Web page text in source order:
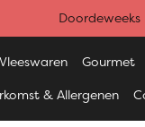
Vleeswaren Gourmet
& Allergenen